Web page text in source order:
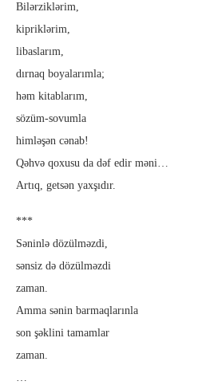
Bilərziklərim,
kipriklərim,
libaslarım,
dırnaq boyalarımla;
həm kitablarım,
sözüm-sovumla
himləşən cənab!
Qəhvə qoxusu da dəf edir məni…
Artıq, getsən yaxşıdır.
***
Səninlə dözülməzdi,
sənsiz də dözülməzdi
zaman.
Amma sənin barmaqlarınla
son şəklini tamamlar
zaman.
…